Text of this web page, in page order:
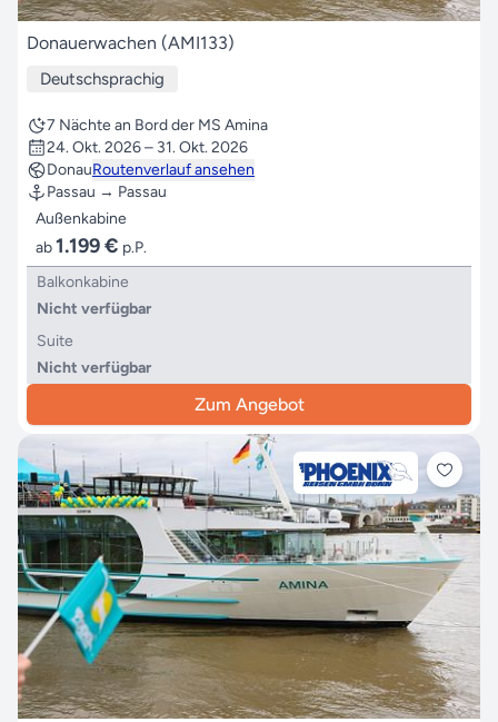
Donauerwachen (AMI133)
Deutschsprachig
7 Nächte an Bord der MS Amina
24. Okt. 2026 – 31. Okt. 2026
DonauRoutenverlauf ansehen
Passau → Passau
Außenkabine
ab1.199 € p.P.
Balkonkabine
Nicht verfügbar
Suite
Nicht verfügbar
Zum Angebot